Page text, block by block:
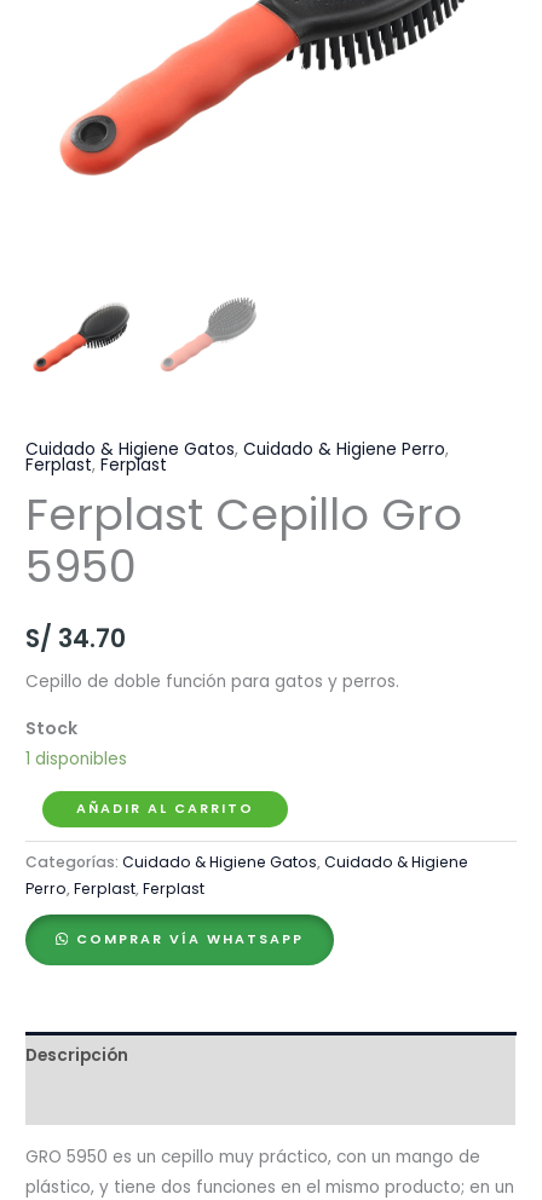
Cuidado & Higiene Gatos,Cuidado & Higiene Perro,
Ferplast,Ferplast
Ferplast Cepillo Gro
5950
S/ 34.70
Cepillo de doble función para gatos y perros.
1 disponibles
Ferplast
Cepillo
Gro
5950
cantidad
AÑADIR AL CARRITO
Categorías:Cuidado & Higiene Gatos,Cuidado & Higiene
Perro,Ferplast,Ferplast
COMPRAR VÍA WHATSAPP
Descripción
GRO 5950 es un cepillo muy práctico, con un mango de
plástico, y tiene dos funciones en el mismo producto; en un